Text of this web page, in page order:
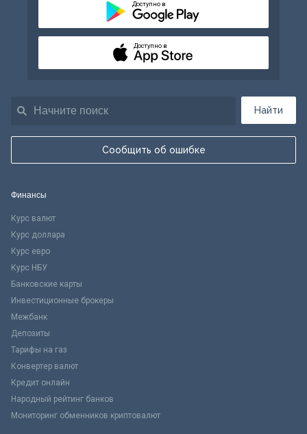
Найти
Сообщить об ошибке
Доступно в
Доступно в
Финансы
Курс валют
Курс доллара
Курс евро
Курс НБУ
Банковские карты
Инвестиционные брокеры
Межбанк
Депозиты
Тарифы на газ
Конвертер валют
Кредит онлайн
Народный рейтинг банков
Мониторинг обменников криптовалют